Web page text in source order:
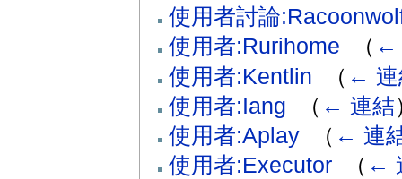
使用者討論
使用者:Rurihome
（ ←
使用者:Kentlin
（ ← 連
使用者:Iang
（ ← 連結
使用者:Aplay‎ （ ← 連
使用者:Executor‎ （ ←